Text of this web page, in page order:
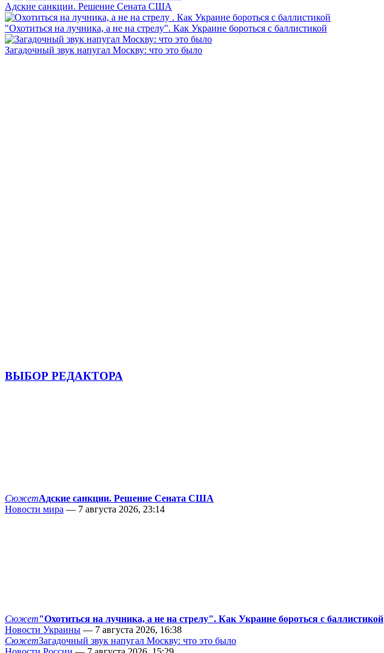
Адские санкции. Решение Сената США
"Охотиться на лучника, а не на стрелу". Как Украине бороться с баллистикой
Загадочный звук напугал Москву: что это было
ВЫБОР РЕДАКТОРА
СюжетАдские санкции. Решение Сената США
Новости мира — 7 августа 2026, 23:14
Сюжет"Охотиться на лучника, а не на стрелу". Как Украине бороться с баллистикой
Новости Украины — 7 августа 2026, 16:38
СюжетЗагадочный звук напугал Москву: что это было